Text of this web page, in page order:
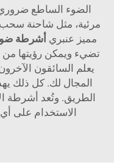
الضوء الساطع
مرئية، مثل شاحنة
مميز عنبري أشرطة
تضيء ويمكن رؤيتها من
يعلم السائقون
المجال لك. كل ذلك
الطريق. وتُعد أشرطة
الاستخدام على أي